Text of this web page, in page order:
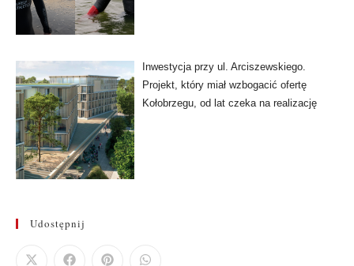
Inwestycja przy ul. Arciszewskiego.
Projekt, który miał wzbogacić ofertę
Kołobrzegu, od lat czeka na realizację
Udostępnij